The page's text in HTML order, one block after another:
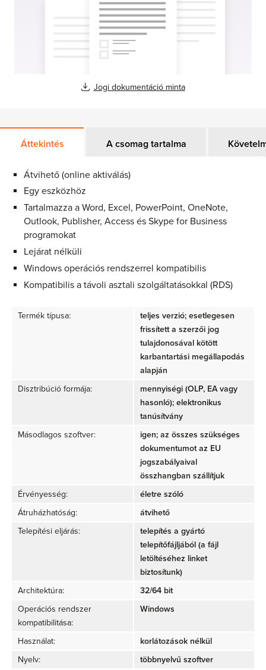
Jogi dokumentáció minta
Áttekintés A csomag tartalma
Átvihető (online aktiválás)
Egy eszközhöz
Tartalmazza a Word, Excel, PowerPoint, OneNote,
Outlook, Publisher, Access és Skype for Business
programokat
Lejárat nélküli
Windows operációs rendszerrel kompatibilis
Kompatibilis a távoli asztali szolgáltatásokkal (RDS)
Termék típusa:
teljes verzió; esetlegesen
frissített a szerzői jog
tulajdonosával kötött
karbantartási megállapodás
alapján
Disztribúció formája:
mennyiségi (OLP, EA vagy
hasonló); elektronikus
tanúsítvány
Másodlagos szoftver:
igen; az összes szükséges
dokumentumot az EU
jogszabályaival
összhangban szállítjuk
Érvényesség:
életre szóló
Átruházhatóság:
átvihető
Telepítési eljárás:
telepítés a gyártó
telepítőfájljából (a fájl
letöltéséhez linket
biztosítunk)
Architektúra:
32/64 bit
Operációs rendszer
kompatibilitása:
Windows
Használat:
korlátozások nélkül
Nyelv:
többnyelvű szoftver